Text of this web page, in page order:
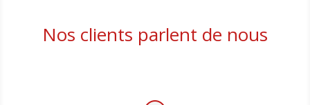
Nos clients parlent de nous